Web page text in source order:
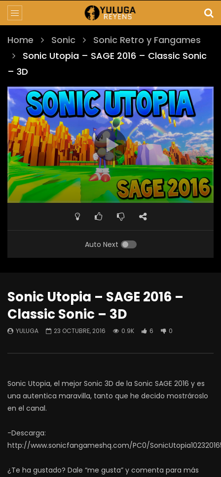
Home Sonic
Sonic Retro y Fangames
Sonic Utopia – SAGE 2016 – Classic Sonic
– 3D
Auto Next
Sonic Utopia – SAGE 2016 –
Classic Sonic – 3D
YULUGA 23 OCTUBRE, 2016 0.9K 6 0
Sonic Utopia, el mejor Sonic 3D de la Sonic SAGE 2016 y es
una autentica maravilla, tanto que he decido mostrároslo
en el canal.
-Descarga:
http://www.sonicfangameshq.com/PC0/
¿Te ha gustado? Dale “me gusta” y comenta para más